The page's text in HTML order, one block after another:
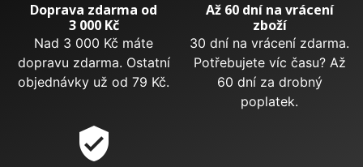
Doprava zdarma od
3 000 Kč
Nad 3 000 Kč máte
dopravu zdarma. Ostatní
objednávky už od 79 Kč.
Až 60 dní na vrácení
zboží
30 dní na vrácení zdarma.
Potřebujete víc času? Až
60 dní za drobný
poplatek.
verified_user